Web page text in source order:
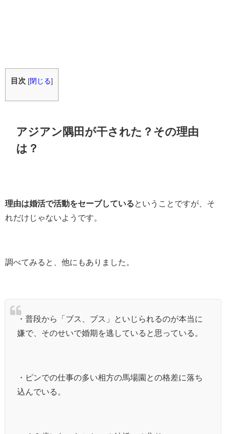
目次 [閉じる]
アジアン隅田が干された？その理由
は？
理由は婚活で活動をセーブしている ということですが、そ
れだけじゃないようです。
調べてみると、他にもありました。
・普段から「ブス、ブス」といじられるのが本当に
嫌で、そのせいで婚期を逃していると思っている。
・ピンでの仕事の多い相方の馬場園との格差に落ち
込んでいる。